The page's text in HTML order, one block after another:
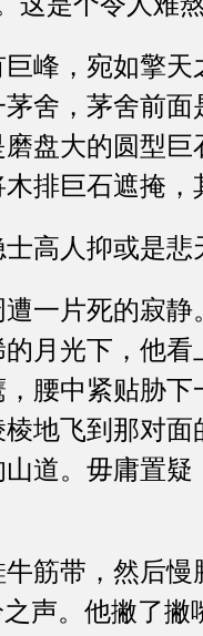
，宛如擎天
舍，茅舍前面
盘大的圆型
排巨石遮掩，
人抑或是悲
片死的寂静
月光下，他
腰中紧贴胁
地飞到那对
道。毋庸置
带，然后慢
声。他撇了